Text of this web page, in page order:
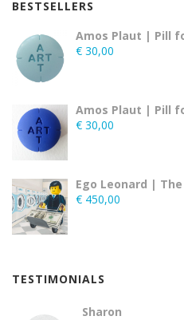
BESTSELLERS
Amos Plaut | Pill
€ 30,00
Amos Plaut | Pill
€ 30,00
Ego Leonard |
€ 450,00
TESTIMONIALS
Sharon